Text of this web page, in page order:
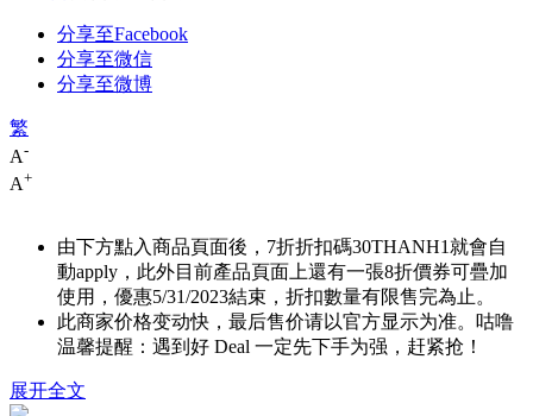
分享至Facebook
分享至微信
分享至微博
繁
A-
A+
由下方點入商品頁面後，7折折扣碼30THANH1 就會自
動apply，此外目前產品頁面上還有一張8折價券可疊加
使用，優惠5/31/2023結束，折扣數量有限售完為止。
此商家价格变动快，最后售价请以官方显示为准。咕噜
温馨提醒：遇到好 Deal 一定先下手为强，赶紧抢！
展开全文